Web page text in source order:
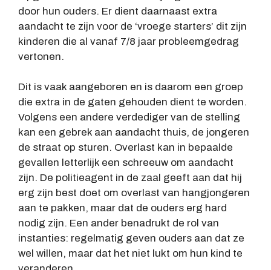
door hun ouders. Er dient daarnaast extra
aandacht te zijn voor de ‘vroege starters’ dit zijn
kinderen die al vanaf 7/8 jaar probleemgedrag
vertonen.
Dit is vaak aangeboren en is daarom een groep
die extra in de gaten gehouden dient te worden.
Volgens een andere verdediger van de stelling
kan een gebrek aan aandacht thuis, de jongeren
de straat op sturen. Overlast kan in bepaalde
gevallen letterlijk een schreeuw om aandacht
zijn. De politieagent in de zaal geeft aan dat hij
erg zijn best doet om overlast van hangjongeren
aan te pakken, maar dat de ouders erg hard
nodig zijn. Een ander benadrukt de rol van
instanties: regelmatig geven ouders aan dat ze
wel willen, maar dat het niet lukt om hun kind te